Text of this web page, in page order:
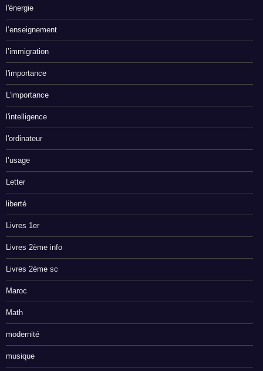
l'énergie
l’enseignement
l’immigration
l'importance
L’importance
l'intelligence
l'ordinateur
l’usage
Letter
liberté
Livres 1er
Livres 2ème info
Livres 2ème sc
Maroc
Math
modernité
musique